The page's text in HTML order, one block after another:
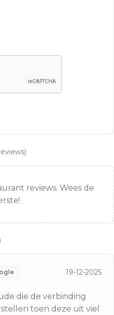
)
reviews. Wees de
19-12-2025
die de verbinding
toen deze uit viel